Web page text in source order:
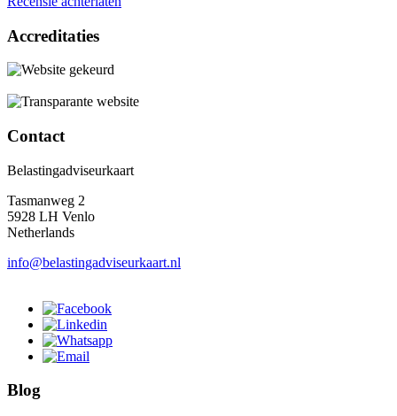
Accreditaties
Contact
Belastingadviseurkaart
Tasmanweg 2
5928 LH Venlo
Netherlands
info@belastingadviseurkaart.nl
Blog